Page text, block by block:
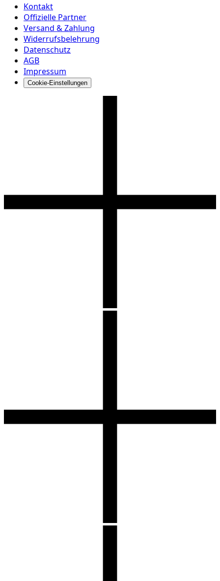
Kontakt
Offizielle Partner
Versand & Zahlung
Widerrufsbelehrung
Datenschutz
AGB
Impressum
Cookie-Einstellungen